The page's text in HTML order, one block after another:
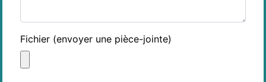
Fichier (envoyer une pièce-jointe)